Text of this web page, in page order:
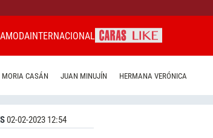
MODAINTERNACIONAL
MORIA CASÁN JUAN MINUJÍN HERMANA VERÓNICA
02-02-2023 12:54